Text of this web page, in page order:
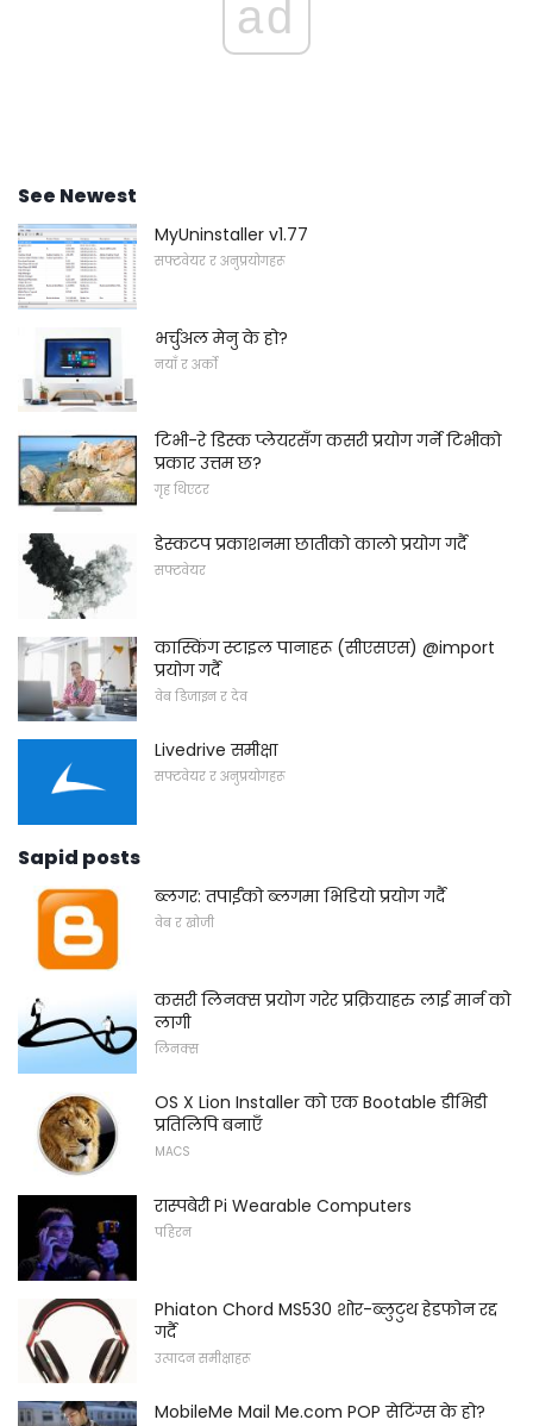
ad
See Newest
MyUninstaller v1.77
सफ्टवेयर र अनुप्रयोगहरू
भर्चुअल मेनु के हो?
नयाँ र अर्को
टिभी-रे डिस्क प्लेयरसँग कसरी प्रयोग गर्ने टिभीको
प्रकार उत्तम छ?
गृह थिएटर
डेस्कटप प्रकाशनमा छातीको कालो प्रयोग गर्दै
सफ्टवेयर
कास्किंग स्टाइल पानाहरू (सीएसएस) @import
प्रयोग गर्दै
वेब डिजाइन र देव
Livedrive समीक्षा
सफ्टवेयर र अनुप्रयोगहरू
Sapid posts
ब्लगर: तपाईंको ब्लगमा भिडियो प्रयोग गर्दै
वेब र खोजी
कसरी लिनक्स प्रयोग गरेर प्रक्रियाहरु लाई मार्न को
लागी
लिनक्स
OS X Lion Installer को एक Bootable डीभिडी
प्रतिलिपि बनाएँ
MACS
रास्पबेरी Pi Wearable Computers
पहिरन
Phiaton Chord MS530 शोर-ब्लुटुथ हेडफोन रद्द
गर्दै
उत्पादन समीक्षाहरू
MobileMe Mail Me.com POP सेटिंग्स के हो?